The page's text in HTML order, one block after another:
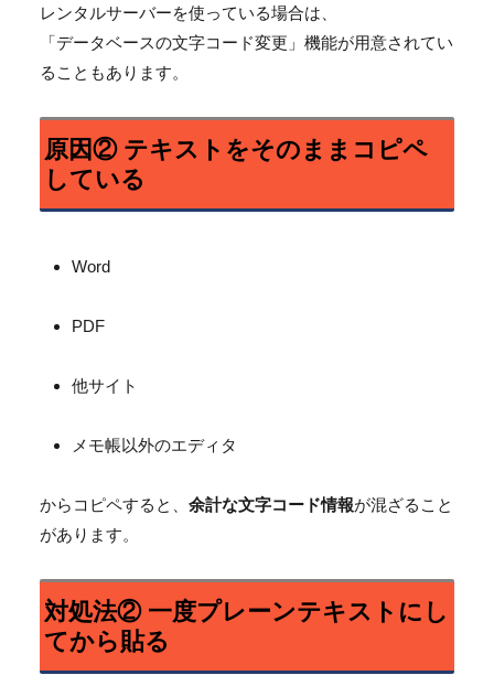
レンタルサーバーを使っている場合は、
「データベースの文字コード変更」機能が用意されてい
ることもあります。
原因② テキストをそのままコピペ
している
Word
PDF
他サイト
メモ帳以外のエディタ
からコピペすると、 余計な文字コード情報が混ざること
があります。
対処法② 一度プレーンテキストにし
てから貼る